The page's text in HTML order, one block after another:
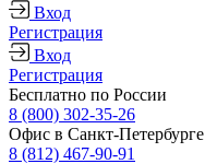
Вход
Регистрация
Вход
Регистрация
Бесплатно по России
8 (800) 302-35-26
Офис в Санкт-Петербурге
8 (812) 467-90-91